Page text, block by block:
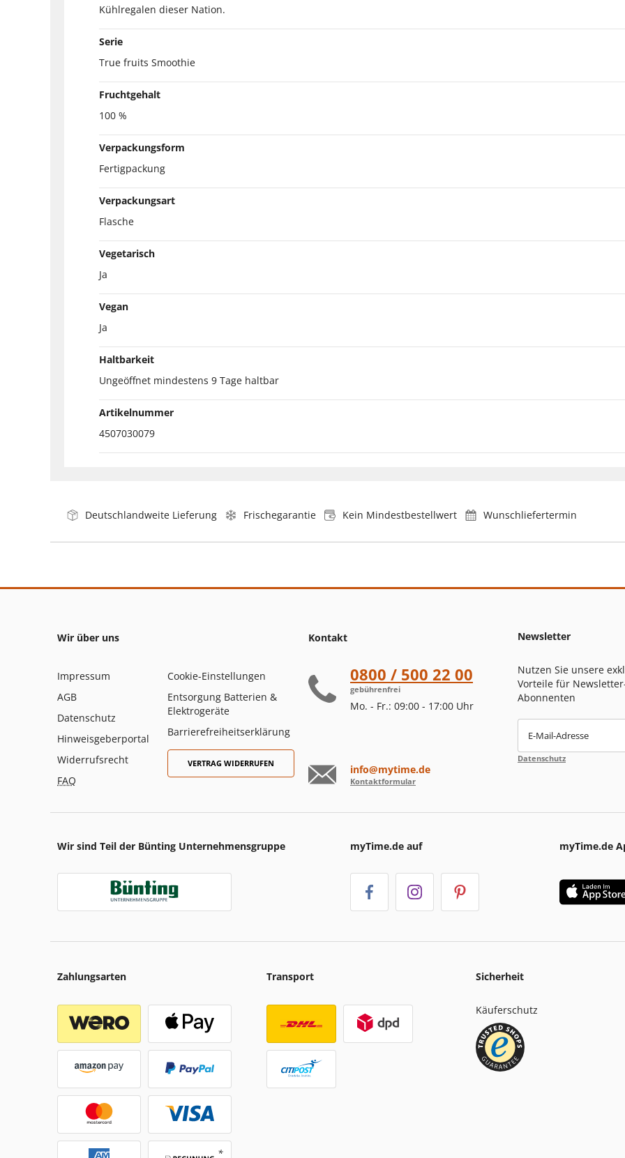
Kühlregalen dieser Nation.
Serie
True fruits Smoothie
Fruchtgehalt
100 %
Verpackungsform
Fertigpackung
Verpackungsart
Flasche
Vegetarisch
Ja
Vegan
Ja
Haltbarkeit
Ungeöffnet mindestens 9 Tage haltbar
Artikelnummer
4507030079
Deutschlandweite Lieferung Frischegarantie Kein Mindestbestellwert Wunschliefertermin
Wir über uns
Impressum
AGB
Datenschutz
Hinweisgeberportal
Widerrufsrecht
FAQ
Cookie-Einstellungen
Entsorgung Batterien &
Elektrogeräte
Barrierefreiheitserklärung
VERTRAG WIDERRUFEN
Kontakt
0800 / 500 22 00
gebührenfrei
Mo. - Fr.: 09:00 - 17:00 Uhr
info@mytime.de
Kontaktformular
Newsletter
Nutzen Sie unsere
Vorteile für
Abonnenten
E-Mail-Adresse
Datenschutz
Wir sind Teil der Bünting Unternehmensgruppe myTime.de auf myTime.de
Zahlungsarten Transport Sicherheit
Käuferschutz